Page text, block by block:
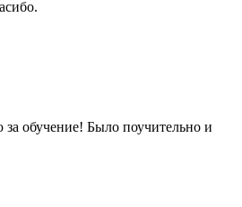
за обучение! Было поучительно и